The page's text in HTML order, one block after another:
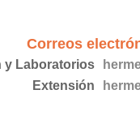
Correos
y Laboratorios
Extensión